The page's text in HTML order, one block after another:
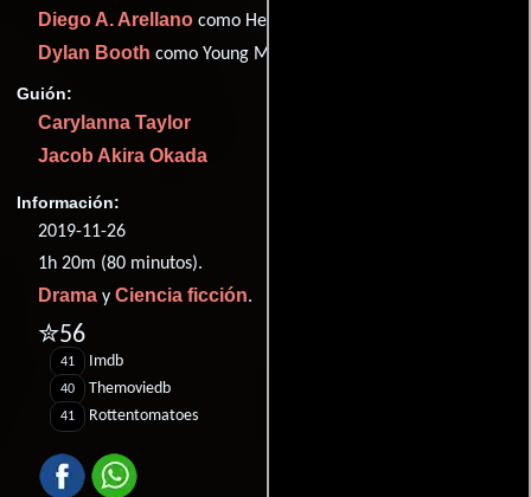
Diego A. Arellano como Hector
Dylan Booth como Young Marco
Guión:
Carylanna Taylor
Jacob Akira Okada
Información:
2019-11-26
1h 20m (80 minutos).
Drama y Ciencia ficción.
✮56
41 Imdb
40 Themoviedb
41 Rottentomatoes